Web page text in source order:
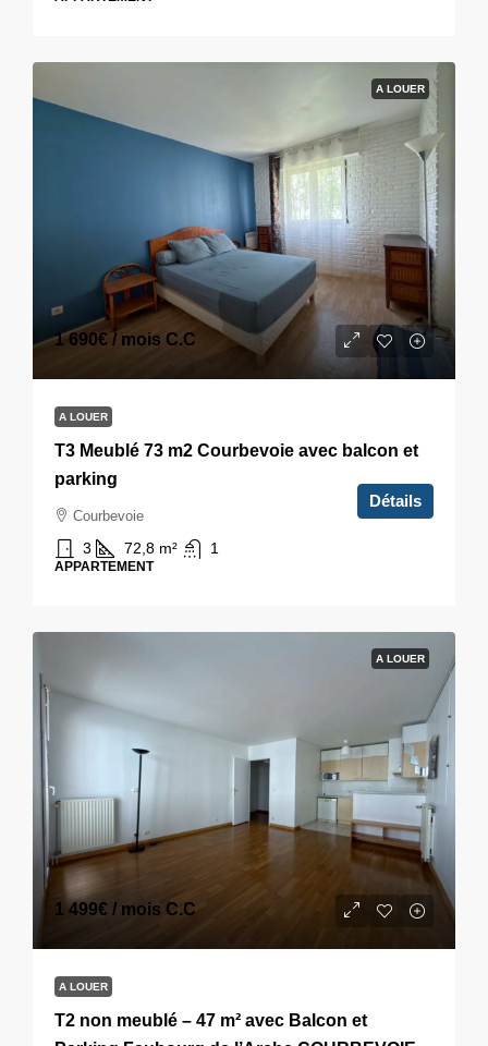
A LOUER
1 690€ / mois C.C
A LOUER
T3 Meublé 73 m2 Courbevoie avec balcon et
parking
Courbevoie
3 72,8 m² 1
APPARTEMENT
Détails
A LOUER
1 499€ / mois C.C
A LOUER
T2 non meublé – 47 m² avec Balcon et